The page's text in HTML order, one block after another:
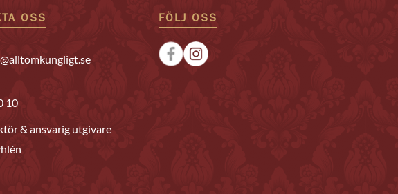
OSS
10
& ansvarig utgivare
FÖLJ OSS